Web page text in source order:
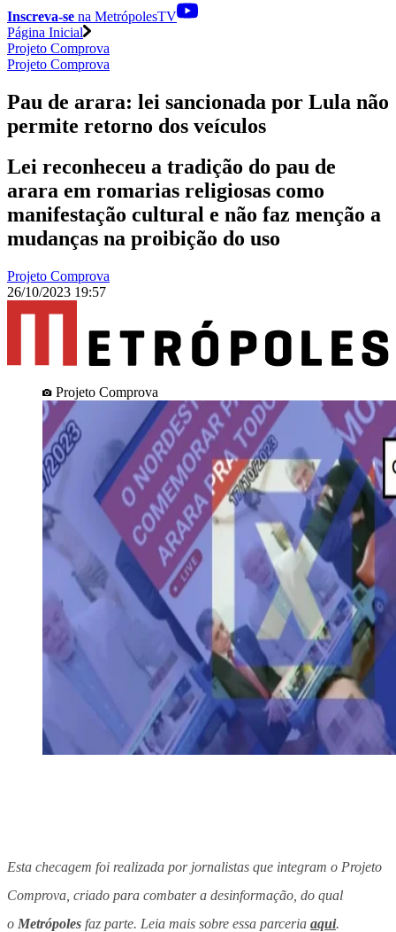
Inscreva-se na MetrópolesTV
Página Inicial
Projeto Comprova
Projeto Comprova
Pau de arara: lei sancionada por Lula não
permite retorno dos veículos
Lei reconheceu a tradição do pau de
arara em romarias religiosas como
manifestação cultural e não faz menção a
mudanças na proibição do uso
Projeto Comprova
26/10/2023 19:57
Projeto Comprova
Esta checagem foi realizada por jornalistas que integram o Projeto
Comprova, criado para combater a desinformação, do qual
o Metrópoles faz parte. Leia mais sobre essa parceria aqui.